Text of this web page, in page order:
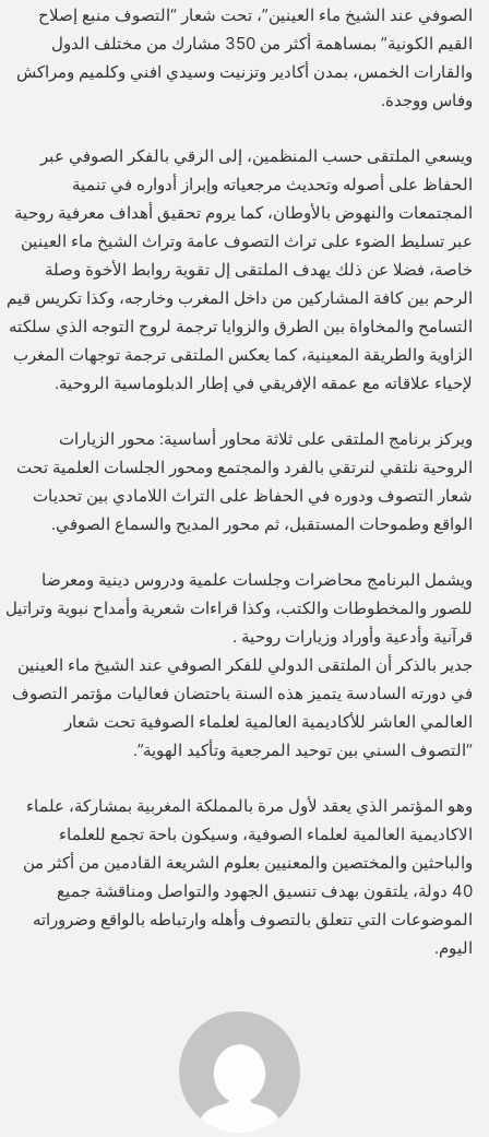
الصوفي عند الشيخ ماء العينين”، تحت شعار “التصوف منبع إصلاح
القيم الكونية” بمساهمة أكثر من 350 مشارك من مختلف الدول
والقارات الخمس، بمدن أكادير وتزنيت وسيدي افني وكلميم ومراكش
وفاس ووجدة.
ويسعي الملتقى حسب المنظمين، إلى الرقي بالفكر الصوفي عبر
الحفاظ على أصوله وتحديث مرجعياته وإبراز أدواره في تنمية
المجتمعات والنهوض بالأوطان، كما يروم تحقيق أهداف معرفية روحية
عبر تسليط الضوء على تراث التصوف عامة وتراث الشيخ ماء العينين
خاصة، فضلا عن ذلك يهدف الملتقى إل تقوية روابط الأخوة وصلة
الرحم بين كافة المشاركين من داخل المغرب وخارجه، وكذا تكريس قيم
التسامح والمخاواة بين الطرق والزوايا ترجمة لروح التوجه الذي سلكته
الزاوية والطريقة المعينية، كما يعكس الملتقى ترجمة توجهات المغرب
لإحياء علاقاته مع عمقه الإفريقي في إطار الدبلوماسية الروحية.
ويركز برنامج الملتقى على ثلاثة محاور أساسية: محور الزيارات
الروحية نلتقي لنرتقي بالفرد والمجتمع ومحور الجلسات العلمية تحت
شعار التصوف ودوره في الحفاظ على التراث اللامادي بين تحديات
الواقع وطموحات المستقبل، ثم محور المديح والسماع الصوفي.
ويشمل البرنامج محاضرات وجلسات علمية ودروس دينية ومعرضا
للصور والمخطوطات والكتب، وكذا قراءات شعرية وأمداح نبوية وتراتيل
قرآنية وأدعية وأوراد وزيارات روحية .
جدير بالذكر أن الملتقى الدولي للفكر الصوفي عند الشيخ ماء العينين
في دورته السادسة يتميز هذه السنة باحتضان فعاليات مؤتمر التصوف
العالمي العاشر للأكاديمية العالمية لعلماء الصوفية تحت شعار
“التصوف السني بين توحيد المرجعية وتأكيد الهوية”.
وهو المؤتمر الذي يعقد لأول مرة بالمملكة المغربية بمشاركة، علماء
الاكاديمية العالمية لعلماء الصوفية، وسيكون باحة تجمع للعلماء
والباحثين والمختصين والمعنيين بعلوم الشريعة القادمين من أكثر من
40 دولة، يلتقون بهدف تنسيق الجهود والتواصل ومناقشة جميع
الموضوعات التي تتعلق بالتصوف وأهله وارتباطه بالواقع وضروراته
اليوم.